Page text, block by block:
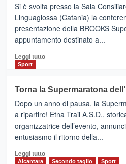
Al
via
i
collegamenti
Si è svolta presso la Sala
Linguaglossa (Catania) la
presentazione della BROOKS
appuntamento destinato a...
Leggi tuttoLeggi
BROOKS
SuperMaratona
dell’Etna,
presentata
l’edizione
2026
Sport
Torna la Supermaratona
Dopo un anno di pausa, la
a ripartire! Etna Trail A.S.D.,
organizzatrice dell’evento,
entusiasmo il ritorno della...
Leggi tuttoLeggi
Alcantara Secondo taglio Sport